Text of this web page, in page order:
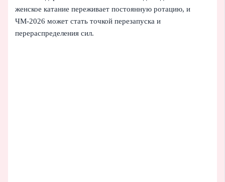
женское катание переживает постоянную ротацию, и
ЧМ-2026 может стать точкой перезапуска и
перераспределения сил.